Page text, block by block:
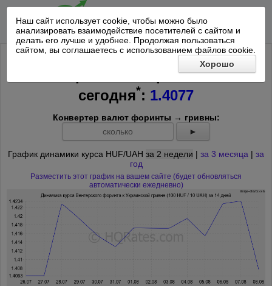
Наш сайт использует cookie, чтобы можно было
анализировать взаимодействие посетителей с сайтом и
делать его лучше и удобнее. Продолжая пользоваться
сайтом, вы соглашаетесь с использованием файлов cookie.
Хорошо
Курс 100 Венгерских форинтов к
10 Украинским гривнам на
сегодня*: 1.4077
Конвертер валют форинты → гривны:
►
График динамики курса HUF/UAH за 2 недели | за 3 месяца | за
год
Разместить этот график на вашем сайте (будет обновляться
автоматически ежедневно)